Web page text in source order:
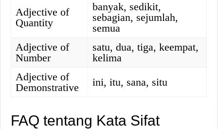
Adjective of
Quantity
banyak, sedikit,
sebagian, sejumlah,
semua
Adjective of
Number
satu, dua, tiga, keempat,
kelima
Adjective of
Demonstrative
ini, itu, sana, situ
FAQ tentang Kata Sifat